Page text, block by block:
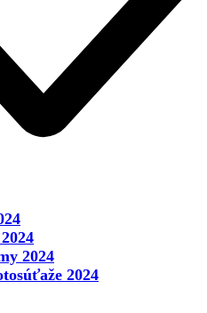
2024
2024